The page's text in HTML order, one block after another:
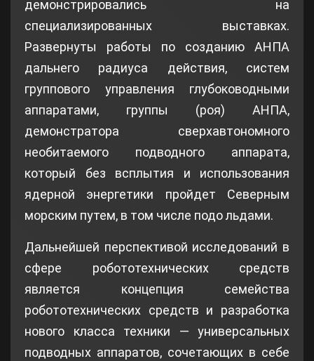
демонстрировались на
специализированных выставках.
Развернуты работы по созданию АНПА
дальнего радиуса действия, систем
группового управления глубоководными
аппаратами, группы (роя) АНПА,
демонстратора сверхавтономного
необитаемого подводного аппарата,
который без всплытия и использования
ядерной энергетики пройдет Северным
морским путем, в том числе подо льдами.
Дальнейшей перспективой исследований в
сфере робототехнических средств
является концепция семейства
робототехнических средств и разработка
нового класса техники — универсальных
подводных аппаратов, сочетающих в себе